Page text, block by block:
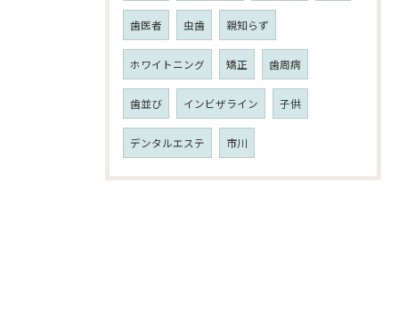
歯医者 虫歯 親知らず
ホワイトニング 矯正 歯周病
歯並び インビザライン 子供
デンタルエステ 市川